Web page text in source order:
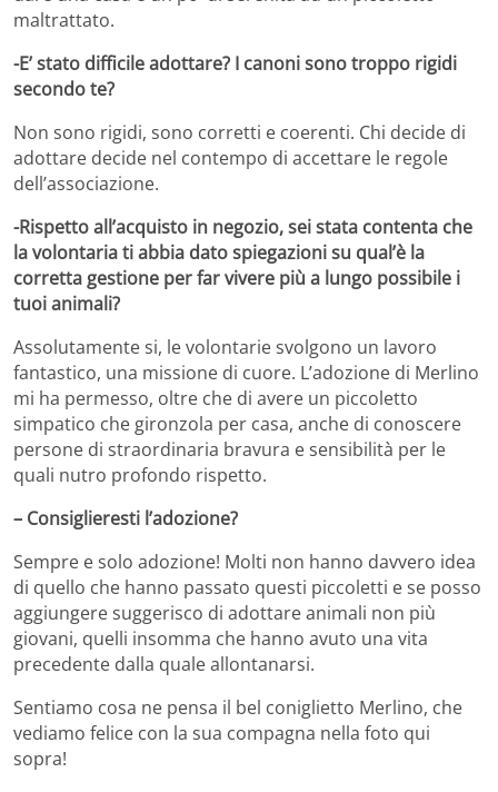
maltrattato.
-E’ stato difficile adottare? I canoni sono troppo rigidi
secondo te?
Non sono rigidi, sono corretti e coerenti. Chi decide di
adottare decide nel contempo di accettare le regole
dell’associazione.
-Rispetto all’acquisto in negozio, sei stata contenta che
la volontaria ti abbia dato spiegazioni su qual’è la
corretta gestione per far vivere più a lungo possibile i
tuoi animali?
Assolutamente si, le volontarie svolgono un lavoro
fantastico, una missione di cuore. L’adozione di Merlino
mi ha permesso, oltre che di avere un piccoletto
simpatico che gironzola per casa, anche di conoscere
persone di straordinaria bravura e sensibilità per le
quali nutro profondo rispetto.
– Consiglieresti l’adozione?
Sempre e solo adozione! Molti non hanno davvero idea
di quello che hanno passato questi piccoletti e se posso
aggiungere suggerisco di adottare animali non più
giovani, quelli insomma che hanno avuto una vita
precedente dalla quale allontanarsi.
Sentiamo cosa ne pensa il bel coniglietto Merlino, che
vediamo felice con la sua compagna nella foto qui
sopra!